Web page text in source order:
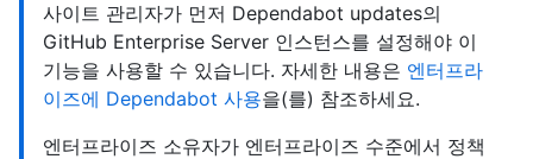
사이트 관리자가 먼저 Dependabot updates의
GitHub Enterprise Server 인스턴스를 설정해야 이
기능을 사용할 수 있습니다. 자세한 내용은 엔터프라
이즈에 Dependabot 사용을(를) 참조하세요.
엔터프라이즈 소유자가 엔터프라이즈 수준에서 정책